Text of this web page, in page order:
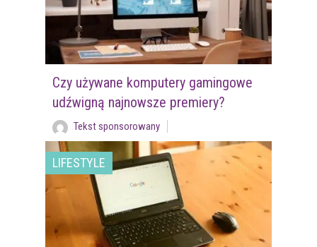
Czy używane komputery gamingowe
udźwigną najnowsze premiery?
Tekst sponsorowany
LIFESTYLE